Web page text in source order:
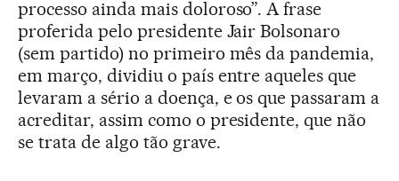
processo ainda mais doloroso”. A frase
proferida pelo presidente Jair Bolsonaro
(sem partido) no primeiro mês da pandemia,
em março, dividiu o país entre aqueles que
levaram a sério a doença, e os que passaram a
acreditar, assim como o presidente, que não
se trata de algo tão grave.